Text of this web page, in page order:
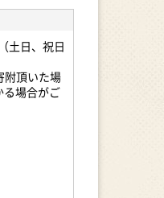
土日、祝日
頂いた場
る場合がご